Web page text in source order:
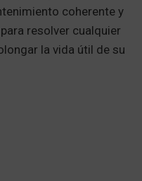
coherente y
resolver cualquier
la vida útil de su